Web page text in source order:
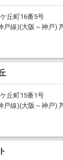
丘町16番5号
戸線)(大阪～神戸)
丘町15番1号
戸線)(大阪～神戸)